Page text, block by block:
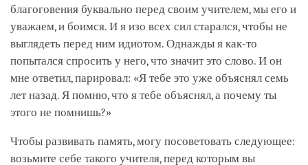
благоговения буквально перед своим учителем, мы его и
уважаем, и боимся. И я изо всех сил старался, чтобы не
выглядеть перед ним идиотом. Однажды я как-то
попытался спросить у него, что значит это слово. И он
мне ответил, парировал: «Я тебе это уже объяснял семь
лет назад. Я помню, что я тебе объяснял, а почему ты
этого не помнишь?»
Чтобы развивать память, могу посоветовать следующее:
возьмите себе такого учителя, перед которым вы